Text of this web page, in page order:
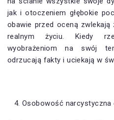
jak i otoczeniem głębokie
obawie przed oceną zwlekają
realnym życiu. Kiedy
wyobrażeniom na swój
odrzucają fakty i uciekają w
Osobowość narcystyczna